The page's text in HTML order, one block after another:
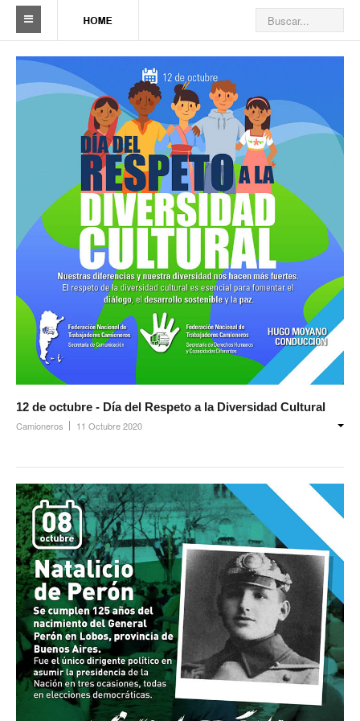
Sindicato
Reseña histórica
Delegaciones
Seccionales
Ramas por actividad
Camioneros solidarios
Galería de Delegaciones y Seccionales
Galería de videos
Videos de prevención
Noticias de Delegaciones y Seccionales
Memoria histórica
Novedades
Noticias Fiscalización
Buscar
Secretarías
Secretaría general
Secretaría general adjunta
Secretaría de actas
12 de octubre - Día del Respeto a la Diversidad Cultural
Camioneros 11 Octubre 2020